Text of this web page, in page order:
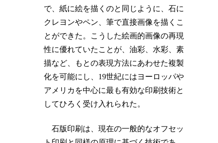
で、紙に絵を描くのと同じように、石に
クレヨンやペン、筆で直接画像を描くこ
とができた。こうした絵画的画像の再現
性に優れていたことが、油彩、水彩、素
描など、もとの表現方法にあわせた複製
化を可能にし、19世紀にはヨーロッパや
アメリカを中心に最も有効な印刷技術と
してひろく受け入れられた。
石版印刷は、現在の一般的なオフセッ